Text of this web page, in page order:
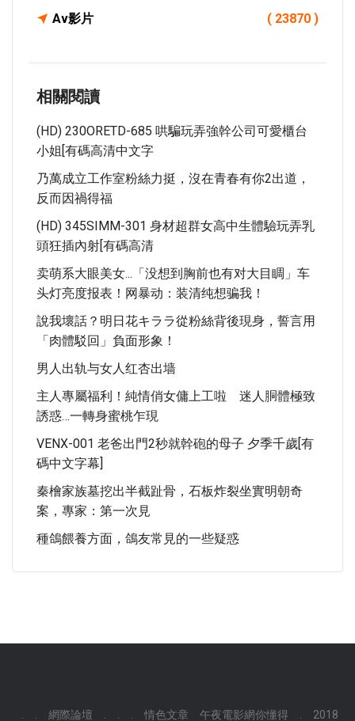
Av影片 ( 23870 )
相關閱讀
(HD) 230ORETD-685 哄騙玩弄強幹公司可愛櫃台
小姐[有碼高清中文字
乃萬成立工作室粉絲力挺，沒在青春有你2出道，
反而因禍得福
(HD) 345SIMM-301 身材超群女高中生體驗玩弄乳
頭狂插內射[有碼高清
卖萌系大眼美女...「没想到胸前也有对大目睭」车
头灯亮度报表！网暴动：装清纯想骗我！
說我壞話？明日花キララ從粉絲背後現身，誓言用
「肉體駁回」負面形象！
男人出轨与女人红杏出墙
主人專屬福利！純情俏女傭上工啦 迷人胴體極致
誘惑…一轉身蜜桃乍現
VENX-001 老爸出門2秒就幹砲的母子 夕季千歲[有
碼中文字幕]
秦檜家族墓挖出半截趾骨，石板炸裂坐實明朝奇
案，專家：第一次見
種鴿餵養方面，鴿友常見的一些疑惑
網際論壇 情色文章 午夜電影網你懂得 2018